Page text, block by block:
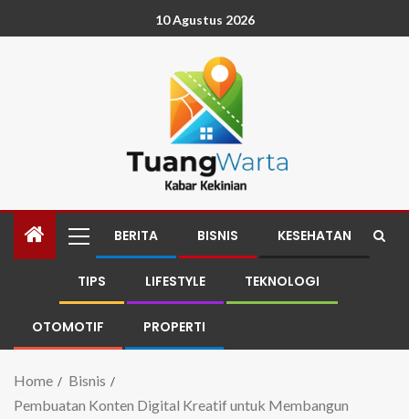
10 Agustus 2026
BERITA BISNIS KESEHATAN
TIPS LIFESTYLE TEKNOLOGI
OTOMOTIF PROPERTI
Home
Bisnis
Pembuatan Konten Digital Kreatif untuk Membangun